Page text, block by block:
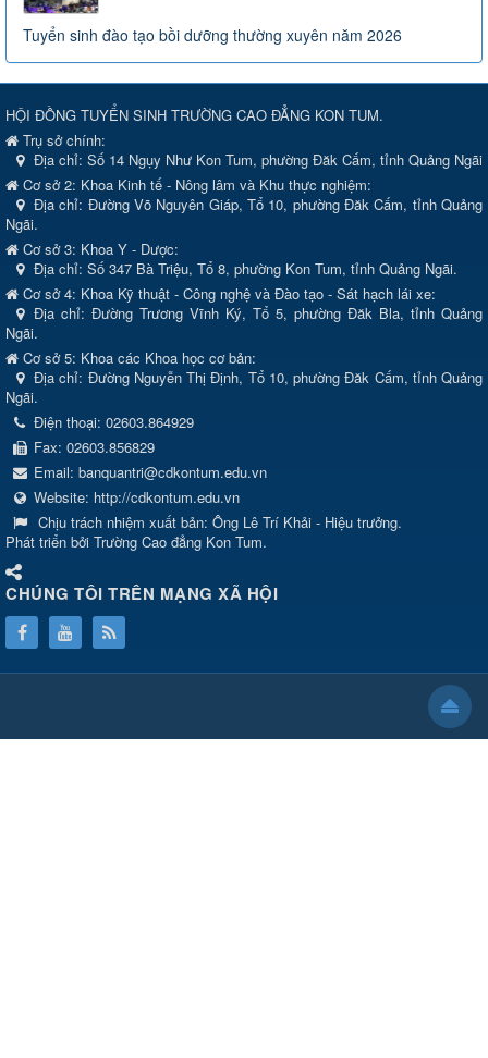
Tuyển sinh đào tạo bồi dưỡng thường xuyên năm 2026
HỘI ĐỒNG TUYỂN SINH TRƯỜNG CAO ĐẲNG KON TUM.
Trụ sở chính:
Địa chỉ: Số 14 Ngụy Như Kon Tum, phường Đăk Cấm, tỉnh Quảng Ngãi
Cơ sở 2: Khoa Kinh tế - Nông lâm và Khu thực nghiệm:
Địa chỉ: Đường Võ Nguyên Giáp, Tổ 10, phường Đăk Cấm, tỉnh Quảng
Ngãi.
Cơ sở 3: Khoa Y - Dược:
Địa chỉ: Số 347 Bà Triệu, Tổ 8, phường Kon Tum, tỉnh Quảng Ngãi.
Cơ sở 4: Khoa Kỹ thuật - Công nghệ và Đào tạo - Sát hạch lái xe:
Địa chỉ: Đường Trương Vĩnh Ký, Tổ 5, phường Đăk Bla, tỉnh Quảng
Ngãi.
Cơ sở 5: Khoa các Khoa học cơ bản:
Địa chỉ: Đường Nguyễn Thị Định, Tổ 10, phường Đăk Cấm, tỉnh Quảng
Ngãi.
Điện thoại: 02603.864929
Fax: 02603.856829
Email: banquantri@cdkontum.edu.vn
Website: http://cdkontum.edu.vn
Chịu trách nhiệm xuất bản: Ông Lê Trí Khải - Hiệu trưởng.
Phát triển bởi Trường Cao đẳng Kon Tum.
CHÚNG TÔI TRÊN MẠNG XÃ HỘI